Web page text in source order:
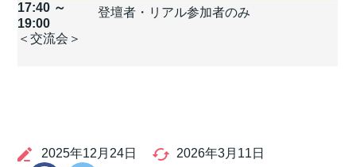
17:40 ～
19:00
＜交流会＞
登壇者・リアル参加者のみ
2025年12月24日 2026年3月11日